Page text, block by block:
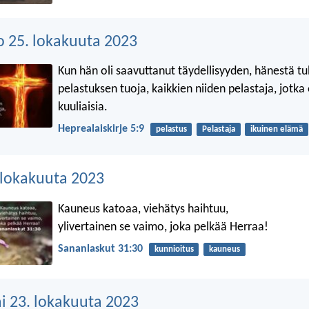
25. lokakuuta 2023
Kun hän oli saavuttanut täydellisyyden, hänestä
pelastuksen tuoja, kaikkien niiden pelastaja,
kuuliaisia.
Heprealaiskirje 5:9 pelastus Pelastaja ikuinen elämä
2023
Kauneus katoaa, viehätys haihtuu,
ylivertainen se vaimo, joka pelkää Herraa!
Sananlaskut 31:30 kunnioitus kauneus
23. lokakuuta 2023